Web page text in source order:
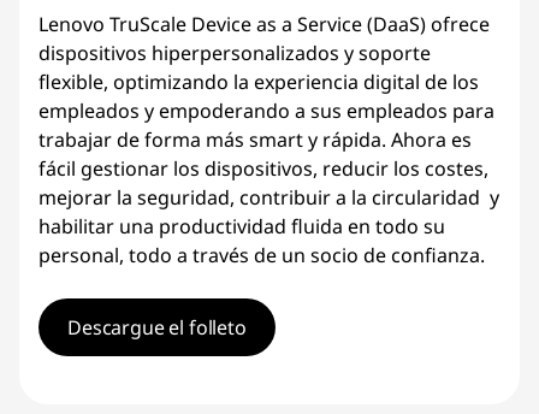
Lenovo TruScale Device as a Service (DaaS) ofrece
dispositivos hiperpersonalizados y soporte
flexible, optimizando la experiencia digital de los
empleados y empoderando a sus empleados para
trabajar de forma más smart y rápida. Ahora es
fácil gestionar los dispositivos, reducir los costes,
mejorar la seguridad, contribuir a la circularidad y
habilitar una productividad fluida en todo su
personal, todo a través de un socio de confianza.
Descargue el folleto